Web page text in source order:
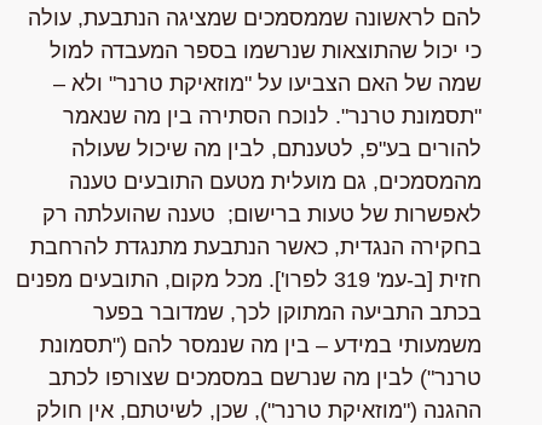
להם לראשונהשממסמכים שמציגה הנתבעת, עולה
כי יכול שהתוצאות שנרשמו בספר המעבדה למול
שמה של האם הצביעו על "מוזאיקת טרנר" ולא –
"תסמונת טרנר". לנוכח הסתירה בין מה שנאמר
להורים בע"פ, לטענתם, לבין מה שיכול שעולה
מהמסמכים, גם מועלית מטעם התובעים טענה
לאפשרות של טעות ברישום; טענה שהועלתה רק
בחקירה הנגדית, כאשר הנתבעת מתנגדת להרחבת
חזית [ב-עמ' 319 לפרו']. מכל מקום, התובעים מפנים
בכתב התביעה המתוקן לכך, שמדובר בפער
משמעותי במידע – בין מה שנמסר להם ("תסמונת
טרנר") לבין מה שנרשם במסמכים שצורפו לכתב
ההגנה ("מוזאיקת טרנר"), שכן, לשיטתם, אין חולק